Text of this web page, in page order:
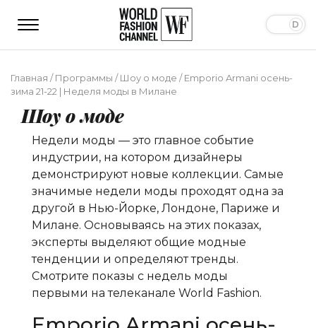
Главная /Программы /Шоу о моде /Emporio Armani осень-
зима 21-22 | Неделя моды в Милане
Шоу о моде
Недели моды — это главное событие
индустрии, на котором дизайнеры
демонстрируют новые коллекции. Самые
значимые недели моды проходят одна за
другой в Нью-Йорке, Лондоне, Париже и
Милане. Основываясь на этих показах,
эксперты выделяют общие модные
тенденции и определяют тренды.
Смотрите показы с недель моды
первыми на телеканале World Fashion.